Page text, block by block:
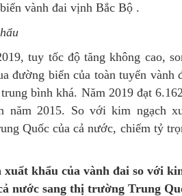
vành đai vịnh Bắc Bộ .
tuy tốc độ tăng không cao,
đường biển của toàn tuyến vành
bình khá. Năm 2019 đạt
năm 2015. So với kim ngạch
Quốc của cả nước, chiếm tỷ
khẩu của vành đai so với
nước sang thị trường Trung